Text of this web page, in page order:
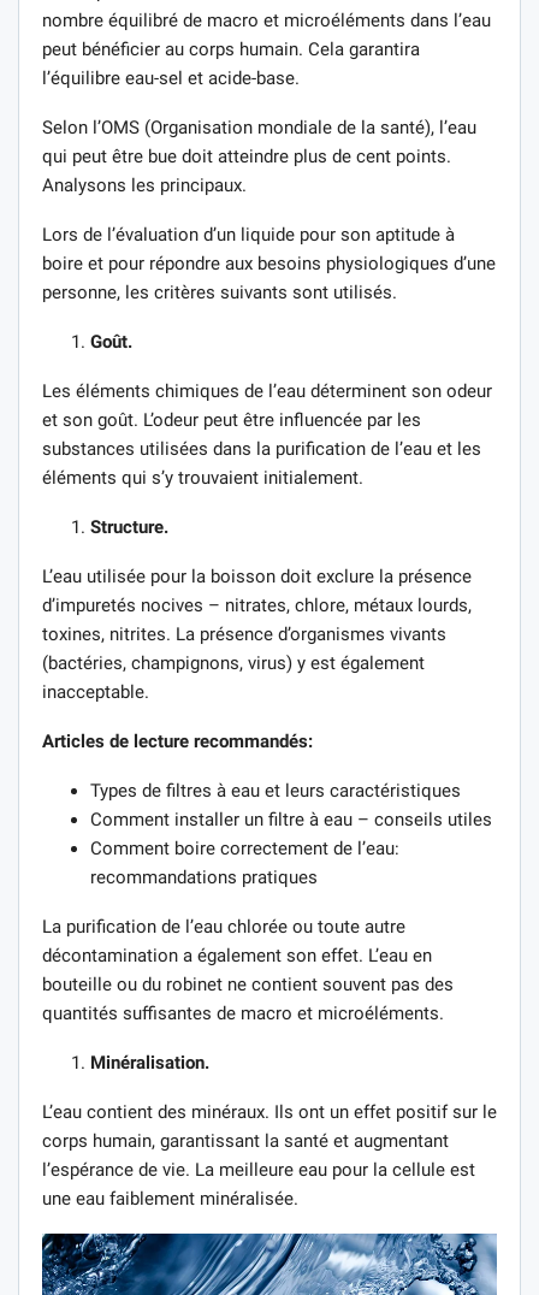
nombre équilibré de macro et microéléments dans l’eau
peut bénéficier au corps humain. Cela garantira
l’équilibre eau-sel et acide-base.
Selon l’OMS (Organisation mondiale de la santé), l’eau
qui peut être bue doit atteindre plus de cent points.
Analysons les principaux.
Lors de l’évaluation d’un liquide pour son aptitude à
boire et pour répondre aux besoins physiologiques d’une
personne, les critères suivants sont utilisés.
Goût.
Les éléments chimiques de l’eau déterminent son odeur
et son goût. L’odeur peut être influencée par les
substances utilisées dans la purification de l’eau et les
éléments qui s’y trouvaient initialement.
Structure.
L’eau utilisée pour la boisson doit exclure la présence
d’impuretés nocives – nitrates, chlore, métaux lourds,
toxines, nitrites. La présence d’organismes vivants
(bactéries, champignons, virus) y est également
inacceptable.
Articles de lecture recommandés:
Types de filtres à eau et leurs caractéristiques
Comment installer un filtre à eau – conseils utiles
Comment boire correctement de l’eau:
recommandations pratiques
La purification de l’eau chlorée ou toute autre
décontamination a également son effet. L’eau en
bouteille ou du robinet ne contient souvent pas des
quantités suffisantes de macro et microéléments.
Minéralisation.
L’eau contient des minéraux. Ils ont un effet positif sur le
corps humain, garantissant la santé et augmentant
l’espérance de vie. La meilleure eau pour la cellule est
une eau faiblement minéralisée.